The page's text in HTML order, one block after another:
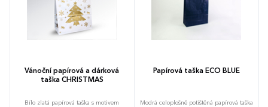
Vánoční papírová a dárková
taška CHRISTMAS
Bílo zlatá papírová taška s motivem
Papírová taška ECO BLUE
Modrá celoplošně potištěná papírová taška